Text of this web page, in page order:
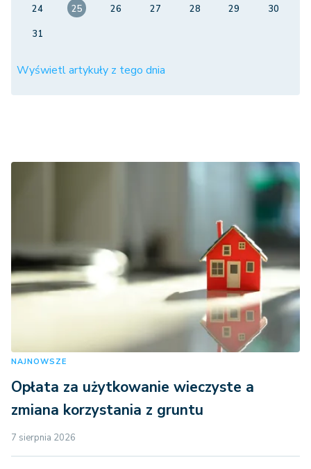
24
25 26 27 28 29
30
31
Wyświetl artykuły z tego dnia
NAJNOWSZE
Opłata za użytkowanie wieczyste a
zmiana korzystania z gruntu
7 sierpnia 2026